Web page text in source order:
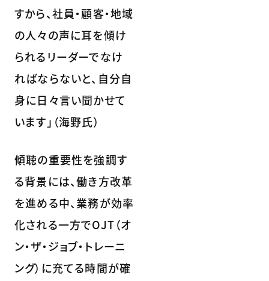
すから、社員・顧客・地域
の人々の声に耳を傾け
られるリーダーでなけ
ればならないと、自分自
身に日々言い聞かせて
います」（海野氏）
傾聴の重要性を強調す
る背景には、働き方改革
を進める中、業務が効率
化される一方でOJT（オ
ン・ザ・ジョブ・トレーニ
ング）に充てる時間が確